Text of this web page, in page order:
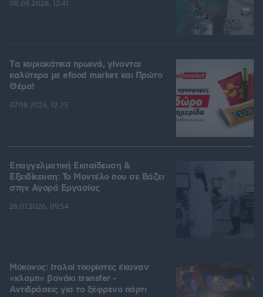
08.08.2026, 13:41
Tα κυριακάτικα πρωινά, γίνονται
καλύτερα με efood market και Πρώτο
Θέμα!
07.08.2026, 12:25
Επαγγελματική Εκπαίδευση &
Εξειδίκευση: Το Mοντέλο που σε Bάζει
στην Aγορά Eργασίας
26.07.2026, 09:54
Μύκονος: Ιταλοί τουρίστες έκαναν
«κλαμπ» βανάκι transfer -
Αντιδράσεις για το ξέφρενο πάρτι